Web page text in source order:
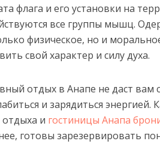
флага и его установки на
все группы мышц.
физическое, но и
свой характер и силу духа.
отдых в Анапе не даст вам
и зарядиться
и гостиницы Анапа
готовы зарезервировать